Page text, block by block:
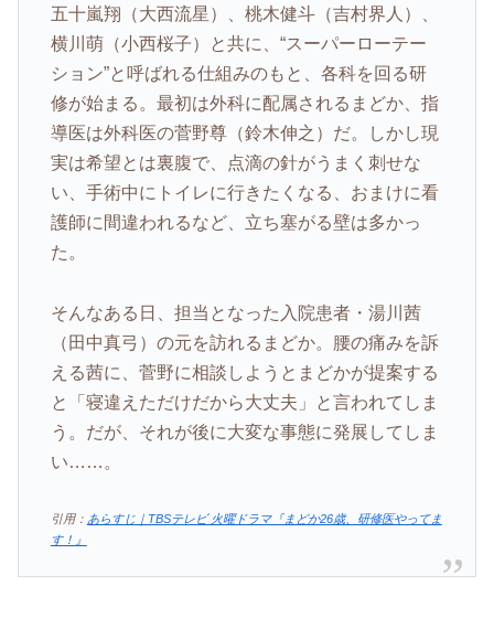
五十嵐翔（大西流星）、桃木健斗（吉村界人）、
横川萌（小西桜子）と共に、“スーパーローテー
ション”と呼ばれる仕組みのもと、各科を回る研
修が始まる。最初は外科に配属されるまどか、指
導医は外科医の菅野尊（鈴木伸之）だ。しかし現
実は希望とは裏腹で、点滴の針がうまく刺せな
い、手術中にトイレに行きたくなる、おまけに看
護師に間違われるなど、立ち塞がる壁は多かっ
た。
そんなある日、担当となった入院患者・湯川茜
（田中真弓）の元を訪れるまどか。腰の痛みを訴
える茜に、菅野に相談しようとまどかが提案する
と「寝違えただけだから大丈夫」と言われてしま
う。だが、それが後に大変な事態に発展してしま
い……。
引用： あらすじ｜TBSテレビ 火曜ドラマ『まどか26歳、研修医やってま
す！』